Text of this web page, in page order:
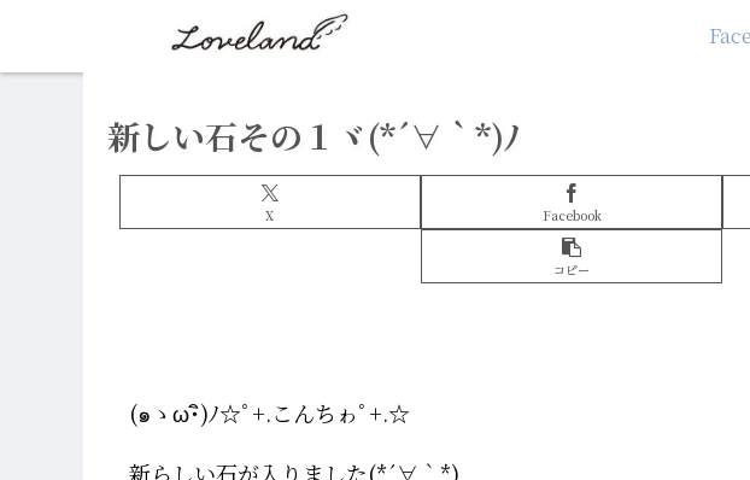
新しい石その１ヾ(*´∀｀*)ﾉ
X Facebook
コピー
(๑ゝω･ิ)ﾉ☆ﾟ+.こんちゎﾟ+.☆
新らしい石が入りました(*´∀｀*)